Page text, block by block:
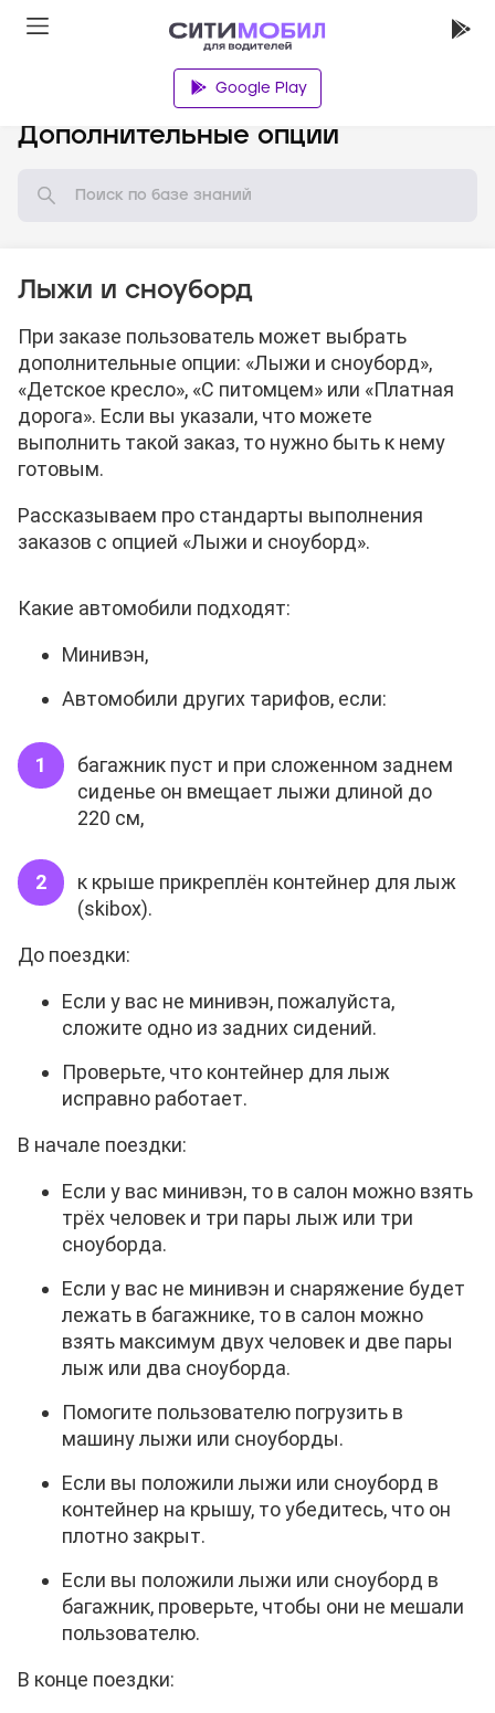
Google Play
Дополнительные опции
Лыжи и сноуборд
При заказе пользователь может выбрать
дополнительные опции: «Лыжи и сноуборд»,
«Детское кресло», «С питомцем» или «Платная
дорога». Если вы указали, что можете
выполнить такой заказ, то нужно быть к нему
готовым.
Рассказываем про стандарты выполнения
заказов с опцией «Лыжи и сноуборд».
Какие автомобили подходят:
Минивэн,
Автомобили других тарифов, если:
багажник пуст и при сложенном заднем
сиденье он вмещает лыжи длиной до
220 см,
к крыше прикреплён контейнер для лыж
(skibox).
До поездки:
Если у вас не минивэн, пожалуйста,
сложите одно из задних сидений.
Проверьте, что контейнер для лыж
исправно работает.
В начале поездки:
Если у вас минивэн, то в салон можно взять
трёх человек и три пары лыж или три
сноуборда.
Если у вас не минивэн и снаряжение будет
лежать в багажнике, то в салон можно
взять максимум двух человек и две пары
лыж или два сноуборда.
Помогите пользователю погрузить в
машину лыжи или сноуборды.
Если вы положили лыжи или сноуборд в
контейнер на крышу, то убедитесь, что он
плотно закрыт.
Если вы положили лыжи или сноуборд в
багажник, проверьте, чтобы они не мешали
пользователю.
В конце поездки: